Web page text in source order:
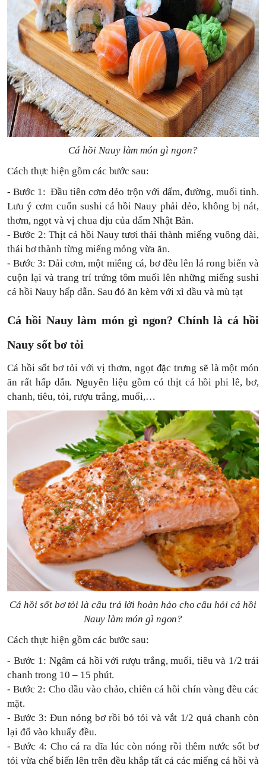
Cá hồi Nauy làm món gì ngon?
Cách thực hiện gồm các bước sau:
- Bước 1: Đầu tiên cơm dẻo trộn với dấm, đường, muối tinh.
Lưu ý cơm cuốn sushi cá hồi Nauy phải dẻo, không bị nát,
thơm, ngọt và vị chua dịu của dấm Nhật Bản.
- Bước 2: Thịt cá hồi Nauy tươi thái thành miếng vuông dài,
thái bơ thành từng miếng mỏng vừa ăn.
- Bước 3: Dải cơm, một miếng cá, bơ đều lên lá rong biển và
cuộn lại và trang trí trứng tôm muối lên những miếng sushi
cá hồi Nauy hấp dẫn. Sau đó ăn kèm với xì dầu và mù tạt
Cá hồi Nauy làm món gì ngon? Chính là cá hồi
Nauy sốt bơ tỏi
Cá hồi sốt bơ tỏi với vị thơm, ngọt đặc trưng sẽ là một món
ăn rất hấp dẫn. Nguyên liệu gồm có thịt cá hồi phi lê, bơ,
chanh, tiêu, tỏi, rượu trắng, muối,…
Cá hồi sốt bơ tỏi là câu trả lời hoàn hảo cho câu hỏi cá hồi
Nauy làm món gì ngon?
Cách thực hiện gồm các bước sau:
- Bước 1: Ngâm cá hồi với rượu trắng, muối, tiêu và 1/2 trái
chanh trong 10 – 15 phút.
- Bước 2: Cho dầu vào chảo, chiên cá hồi chín vàng đều các
mặt.
- Bước 3: Đun nóng bơ rồi bỏ tỏi và vắt 1/2 quả chanh còn
lại đổ vào khuấy đều.
- Bước 4: Cho cá ra dĩa lúc còn nóng rồi thêm nước sốt bơ
tỏi vừa chế biến lên trên đều khắp tất cả các miếng cá hồi và